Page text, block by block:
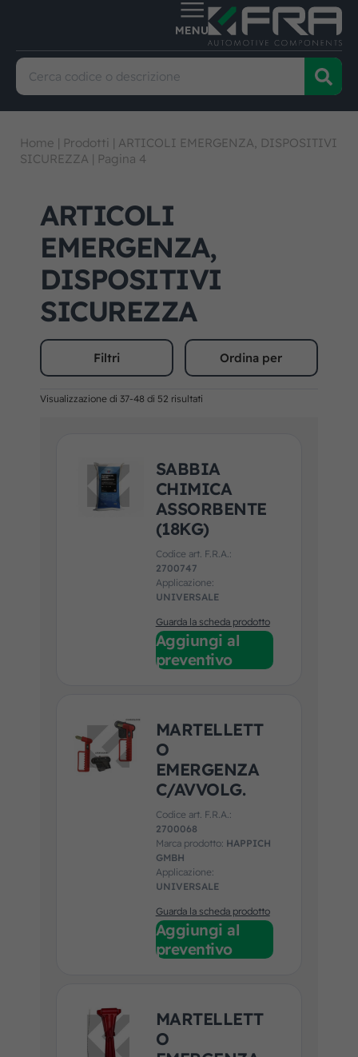
Home | Prodotti | ARTICOLI EMERGENZA, DISPOSITIVI
SICUREZZA | Pagina 4
ARTICOLI
EMERGENZA,
DISPOSITIVI
SICUREZZA
Filtri Ordina per
Visualizzazione di 37-48 di 52 risultati
SABBIA
CHIMICA
ASSORBENTE
(18KG)
Codice art. F.R.A.:
2700747
Applicazione:
UNIVERSALE
Guarda la scheda prodotto
Aggiungi al
preventivo
MARTELLETT
O
EMERGENZA
C/AVVOLG.
Codice art. F.R.A.:
2700068
Marca prodotto: HAPPICH
GMBH
Applicazione:
UNIVERSALE
Guarda la scheda prodotto
Aggiungi al
preventivo
MARTELLETT
O